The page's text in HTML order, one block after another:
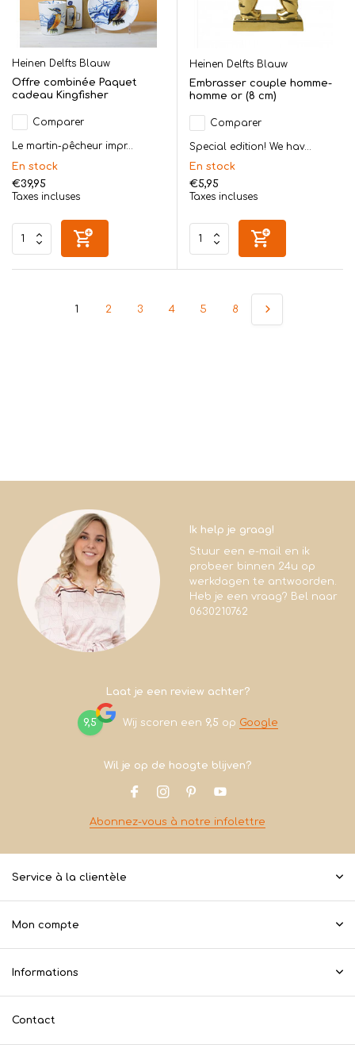
Heinen Delfts Blauw
Offre combinée Paquet
cadeau Kingfisher
Comparer
Le martin-pêcheur impr...
En stock
€39,95
Taxes incluses
Heinen Delfts Blauw
Embrasser couple homme-
homme or (8 cm)
Comparer
Special edition! We hav...
En stock
€5,95
Taxes incluses
1 2 3 4 5 8
Ik help je graag!
Stuur een e-mail en ik
probeer binnen 24u op
werkdagen te antwoorden.
Heb je een vraag? Bel naar
0630210762
Laat je een review achter?
9,5 Wij scoren een 9,5 op Google
Wil je op de hoogte blijven?
Abonnez-vous à notre infolettre
Service à la clientèle
Mon compte
Informations
Contact